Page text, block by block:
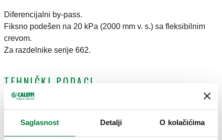
Saglasnost Detalji O kolačićima
Diferencijalni by-pass.
Fiksno podešen na 20 kPa (2000 mm v. s.) sa fleksibilnim
crevom.
Za razdelnike serije 662.
TEHNIČKI PODACI